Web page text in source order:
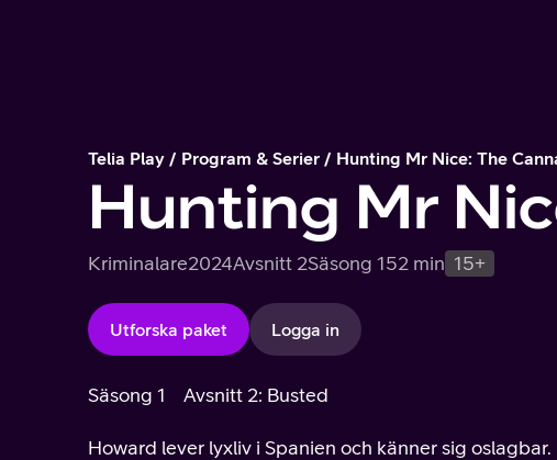
Telia Play Program & Serier Hunting Mr Nice: The
Hunting Mr
Kriminalare2024Avsnitt 2Säsong 152 min 15+
Utforska paket Logga in
Säsong 1 Avsnitt 2: Busted
Howard lever lyxliv i Spanien och känner sig